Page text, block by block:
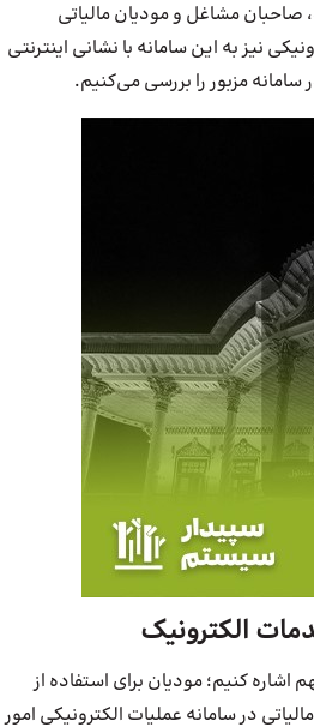
صاحبان مشاغل و مودیان مالیاتی
نیز به این سامانه با نشانی اینترنتی
الکترونیک
اشاره کنیم؛ مودیان برای استفاده از
در سامانه عملیات الکترونیکی امور